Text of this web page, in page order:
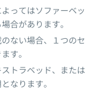
ってはソファーベッ
合があります。
ない場合、１つのセ
す。
トラベッド、または
なります。